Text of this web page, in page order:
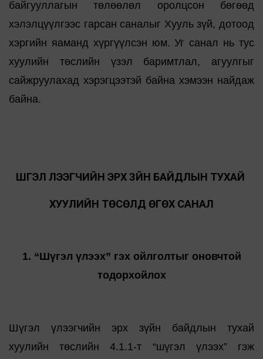
байгууллагын төлөөлөл оролцсон бөгөөд
хэлэлцүүлгээс гарсан саналыг Хууль зүй, дотоод
хэргийн яаманд хүргүүлсэн юм. Уг санал нь тус
хуулийн төслийн үзэл баримтлал, агуулгыг
сайжруулахад хэрэгцээтэй байна хэмээн найдаж
байна.
ШҮГЭЛ ҮЛЭЭГЧИЙН ЭРХ ЗҮЙН БАЙДЛЫН ТУХАЙ
ХУУЛИЙН ТӨСӨЛД ӨГӨХ САНАЛ
1. “Шүгэл үлээх” гэх ойлголтыг оновчтой
тодорхойлох
Шүгэл үлээгчийн эрх зүйн байдлын тухай
хуулийн төслийн 4.1.1-т “шүгэл үлээх” гэж